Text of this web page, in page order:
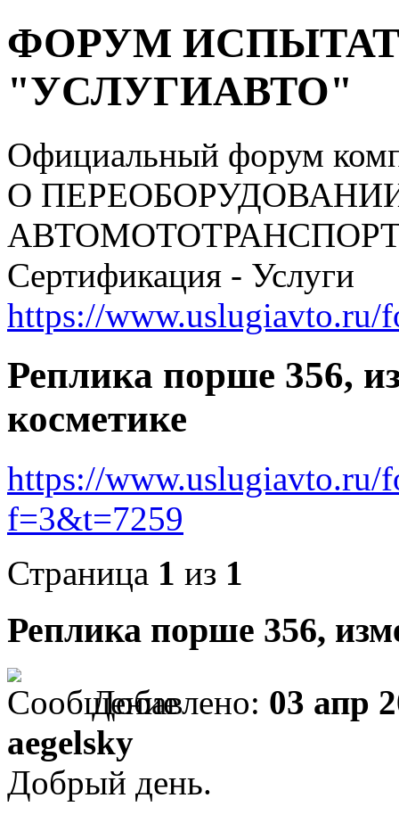
ФОРУМ
"УСЛУГИАВТО"
Официальный форум
О
Сертификация - Услуги
https://www.uslugiavto.ru/
Реплика порше 356,
косметике
https://www.uslugiavto.ru/
f=3&t=7259
Страница 1 из 1
Реплика порше 356,
Добавлено: 03 апр
aegelsky
Добрый день.